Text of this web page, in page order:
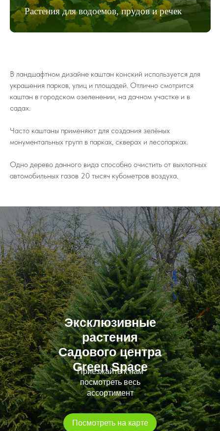
Растения для водоемов, прудов и речек
В ландшафтном дизайне каштан конский используется для
украшения парков, улиц и площадей. Отлично смотрится
каштан в городском озеленении, на дачном участке и в
садах.
Часто каштаны применяют для создания зелёных
монументальных групп в парках, скверах и лесопарках.
Одно дерево данного вида способно очистить от выхлопных
автомобильных газов 20 тысяч кубометров воздуха.
Посмотреть на карте
Эксклюзивные
растения
Садового центра
Green Space
Приезжайте к нам
посмотреть весь
ассортимент